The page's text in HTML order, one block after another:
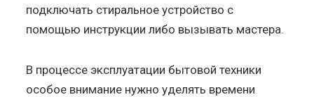
подключать стиральное устройство с
помощью инструкции либо вызывать мастера.
В процессе эксплуатации бытовой техники
особое внимание нужно уделять времени